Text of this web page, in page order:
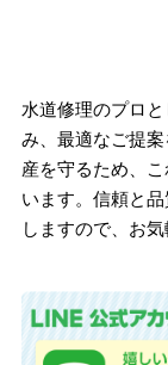
水道修理のプロ
み、最適なご提
産を守るため、
います。信頼と
しますので、お